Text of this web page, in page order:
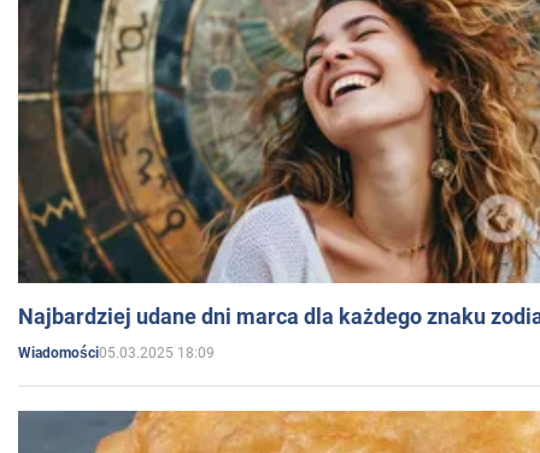
Najbardziej udane dni marca dla każdego znaku
Wiadomości05.03.2025 18:09